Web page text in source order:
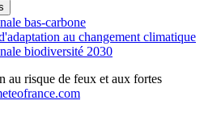
bas-carbone
au changement climatique
biodiversité 2030
au risque de feux et aux fortes